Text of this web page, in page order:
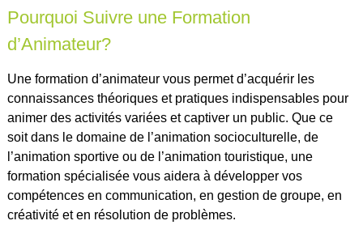
Pourquoi Suivre une Formation
d’Animateur?
Une formation d’animateur vous permet d’acquérir les
connaissances théoriques et pratiques indispensables pour
animer des activités variées et captiver un public. Que ce
soit dans le domaine de l’animation socioculturelle, de
l’animation sportive ou de l’animation touristique, une
formation spécialisée vous aidera à développer vos
compétences en communication, en gestion de groupe, en
créativité et en résolution de problèmes.